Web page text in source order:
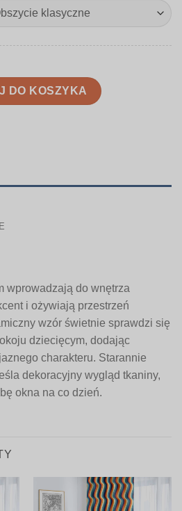
| R011
DO KOSZYKA
wprowadzają do wnętrza
i ożywiają przestrzeń
wzór świetnie sprawdzi się
dziecięcym, dodając
charakteru. Starannie
dekoracyjny wygląd tkaniny,
okna na co dzień.